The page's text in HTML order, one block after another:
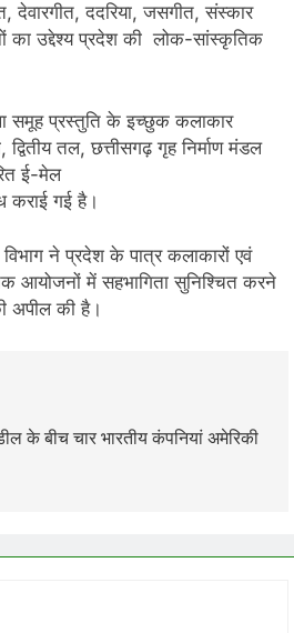
देवारगीत, ददरिया, जसगीत, संस्कार
का उद्देश्य प्रदेश की लोक-सांस्कृतिक
समूह प्रस्तुति के इच्छुक कलाकार
तल, छत्तीसगढ़ गृह निर्माण मंडल
ई-मेल
गई है।
ने प्रदेश के पात्र कलाकारों एवं
आयोजनों में सहभागिता सुनिश्चित करने
अपील की है।
के बीच चार भारतीय कंपनियां अमेरिकी